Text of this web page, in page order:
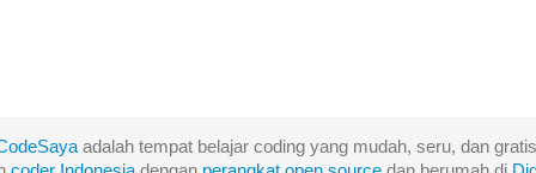
adalah tempat belajar coding yang mudah, seru, dan